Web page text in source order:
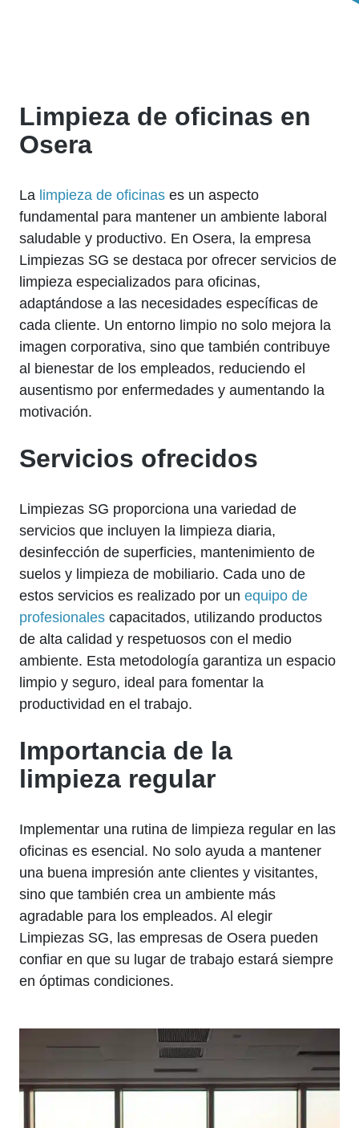
Limpieza de oficinas en
Osera
La limpieza de oficinas es un aspecto
fundamental para mantener un ambiente laboral
saludable y productivo. En Osera, la empresa
Limpiezas SG se destaca por ofrecer servicios de
limpieza especializados para oficinas,
adaptándose a las necesidades específicas de
cada cliente. Un entorno limpio no solo mejora la
imagen corporativa, sino que también contribuye
al bienestar de los empleados, reduciendo el
ausentismo por enfermedades y aumentando la
motivación.
Servicios ofrecidos
Limpiezas SG proporciona una variedad de
servicios que incluyen la limpieza diaria,
desinfección de superficies, mantenimiento de
suelos y limpieza de mobiliario. Cada uno de
estos servicios es realizado por un equipo de
profesionales capacitados, utilizando productos
de alta calidad y respetuosos con el medio
ambiente. Esta metodología garantiza un espacio
limpio y seguro, ideal para fomentar la
productividad en el trabajo.
Importancia de la
limpieza regular
Implementar una rutina de limpieza regular en las
oficinas es esencial. No solo ayuda a mantener
una buena impresión ante clientes y visitantes,
sino que también crea un ambiente más
agradable para los empleados. Al elegir
Limpiezas SG, las empresas de Osera pueden
confiar en que su lugar de trabajo estará siempre
en óptimas condiciones.